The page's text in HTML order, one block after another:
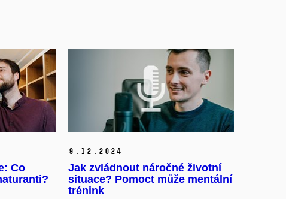
Co
9. 12. 2024
Jak zvládnout náročné životní
situace? Pomoct může mentální
trénink